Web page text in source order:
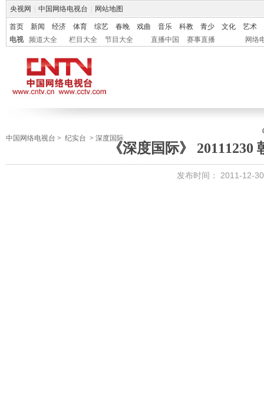
央视网 中国网络电视台 网站地图
首页 新闻 经济 体育 综艺 春晚 戏曲 音乐 科教 青少 文化
艺术
电视
频道大全 栏目大全 节目大全 直播中国 赛事直播 网络
中国网络电视台 > 纪实台 > 深度国际
《深度国际》 20111230
发布时间： 2011-12-